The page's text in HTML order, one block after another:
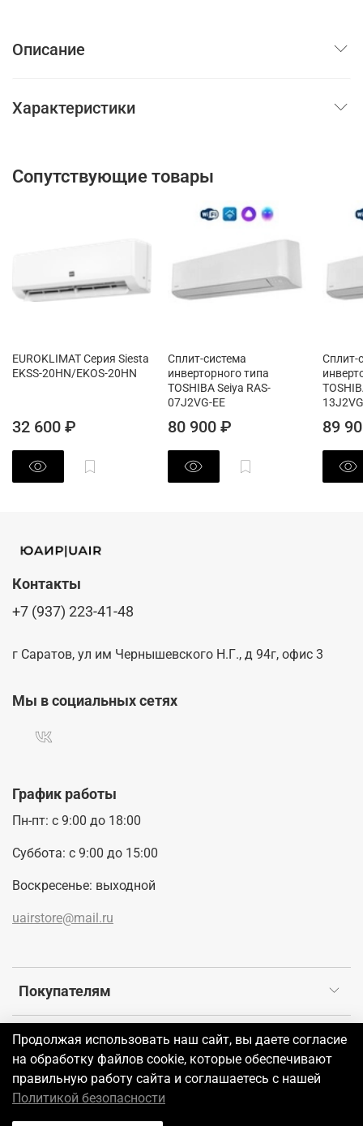
Описание
Характеристики
Сопутствующие товары
EUROKLIMAT Серия Siesta
EKSS-20HN/EKOS-20HN
32 600 ₽
Сплит-система
инверторного типа
TOSHIBA Seiya RAS-
07J2VG-EE
80 900 ₽
Сплит-
89
Покупателям
График работы
Пн-пт: с 9:00 до 18:00
Суббота: с 9:00 до 15:00
Воскресенье: выходной
uairstore@mail.ru
Контакты
+7 (937) 223-41-48
г Саратов, ул им Чернышевского Н.Г., д 94г, офис 3
Мы в социальных сетях
©2026 UAIR
Продолжая использовать наш сайт, вы даете согласие
на обработку файлов cookie, которые обеспечивают
правильную работу сайта и соглашаетесь с нашей
Политикой безопасности